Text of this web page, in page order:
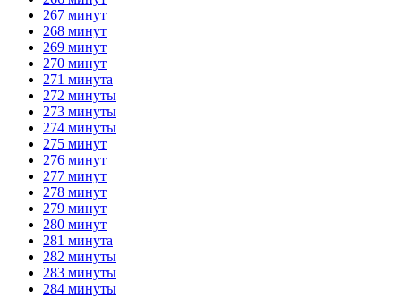
267 минут
268 минут
269 минут
270 минут
271 минута
272 минуты
273 минуты
274 минуты
275 минут
276 минут
277 минут
278 минут
279 минут
280 минут
281 минута
282 минуты
283 минуты
284 минуты